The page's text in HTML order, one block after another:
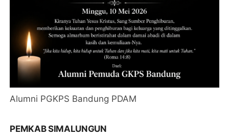
Alumni PGKPS Bandung PDAM
PEMKAB SIMALUNGUN